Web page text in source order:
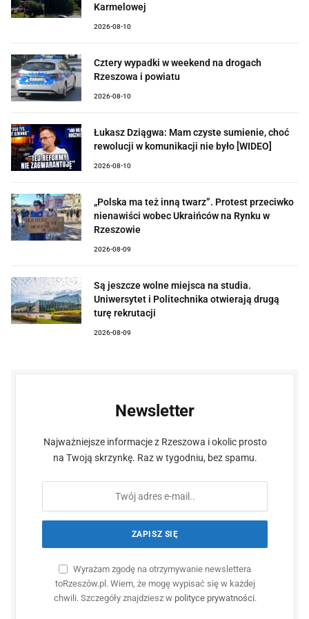
Karmelowej
2026-08-10
Cztery wypadki w weekend na drogach
Rzeszowa i powiatu
2026-08-10
Łukasz Dziągwa: Mam czyste sumienie, choć
rewolucji w komunikacji nie było [WIDEO]
2026-08-10
„Polska ma też inną twarz”. Protest przeciwko
nienawiści wobec Ukraińców na Rynku w
Rzeszowie
2026-08-09
Są jeszcze wolne miejsca na studia.
Uniwersytet i Politechnika otwierają drugą
turę rekrutacji
2026-08-09
Newsletter
Najważniejsze informacje z Rzeszowa i okolic prosto
na Twoją skrzynkę. Raz w tygodniu, bez spamu.
Wyrażam zgodę na otrzymywanie newslettera
toRzeszów.pl. Wiem, że mogę wypisać się w każdej
chwili. Szczegóły znajdziesz w polityce prywatności.